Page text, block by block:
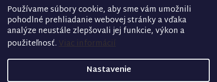
Používame súbory cookie, aby sme vám umožnili
pohodlné prehliadanie webovej stránky a vďaka
analýze neustále zlepšovali jej funkcie, výkon a
použiteľnosť.Viac informácií
Nastavenie
Informácie
Podmienky